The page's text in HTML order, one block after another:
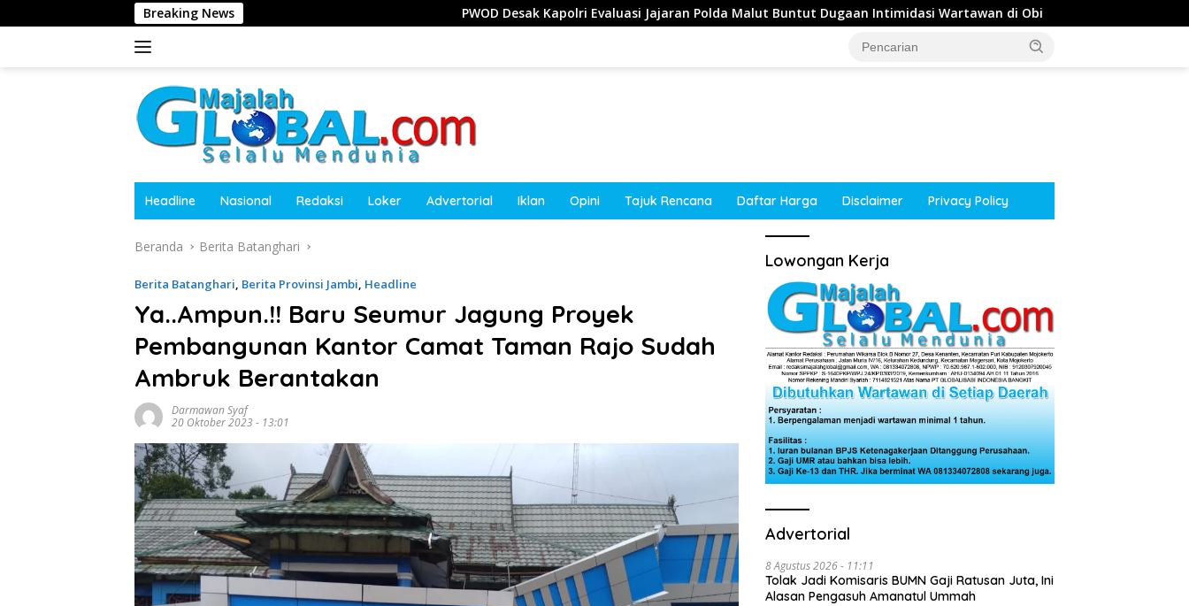
ke
Breaking News PWOD Desak Kapolri Evaluasi Jajaran Polda Malut Buntut Dugaan Intimidasi Wartawan di Obi Diduga Intimidasi Wartawan di Obi,
Headline Nasional Redaksi Loker Advertorial Iklan Opini Tajuk Rencana Daftar Harga Disclaimer Privacy Policy
Beranda Berita Batanghari
Berita Batanghari, Berita Provinsi Jambi, Headline
Ya..Ampun.!! Baru Seumur Jagung Proyek
Pembangunan Kantor Camat Taman Rajo Sudah
Ambruk Berantakan
Darmawan Syaf
20 Oktober 2023 - 13:01
Lowongan Kerja
Advertorial
8 Agustus 2026 - 11:11
Tolak Jadi Komisaris BUMN Gaji Ratusan Juta, Ini
Alasan Pengasuh Amanatul Ummah